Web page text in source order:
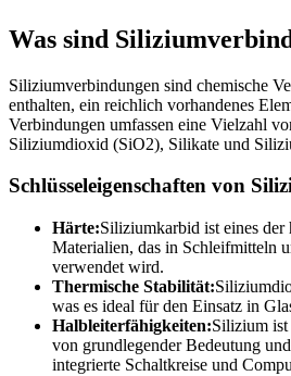
Was sind
Siliziumverbindungen sind chemische
enthalten, ein reichlich vorhandenes
Verbindungen umfassen eine Vielzahl
Siliziumdioxid (SiO2), Silikate und
Schlüsseleigenschaften von
Härte:Siliziumkarbid ist eines der
Materialien, das in Schleifmitteln
verwendet wird.
Thermische Stabilität:
was es ideal für den Einsatz in
Halbleiterfähigkeiten:Silizium
von grundlegender Bedeutung
integrierte Schaltkreise und